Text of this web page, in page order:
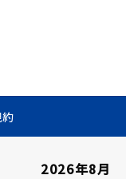
2026年8月